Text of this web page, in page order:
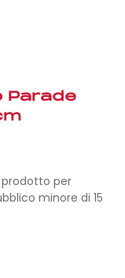
Parade
prodotto per
minore di 15